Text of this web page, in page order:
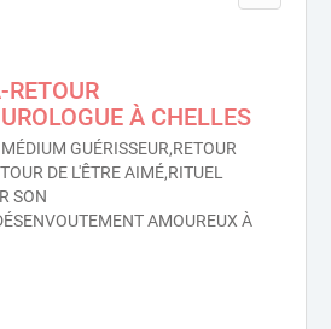
À CHELLES
GUÉRISSEUR,RETOUR
DE L'ÊTRE AIMÉ,RITUEL
SON
AMOUREUX À